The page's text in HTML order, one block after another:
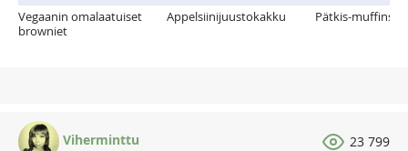
Vegaanin omalaatuiset
browniet
Appelsiinijuustokakku Pätkis-muffinssit
Viherminttu 23 799